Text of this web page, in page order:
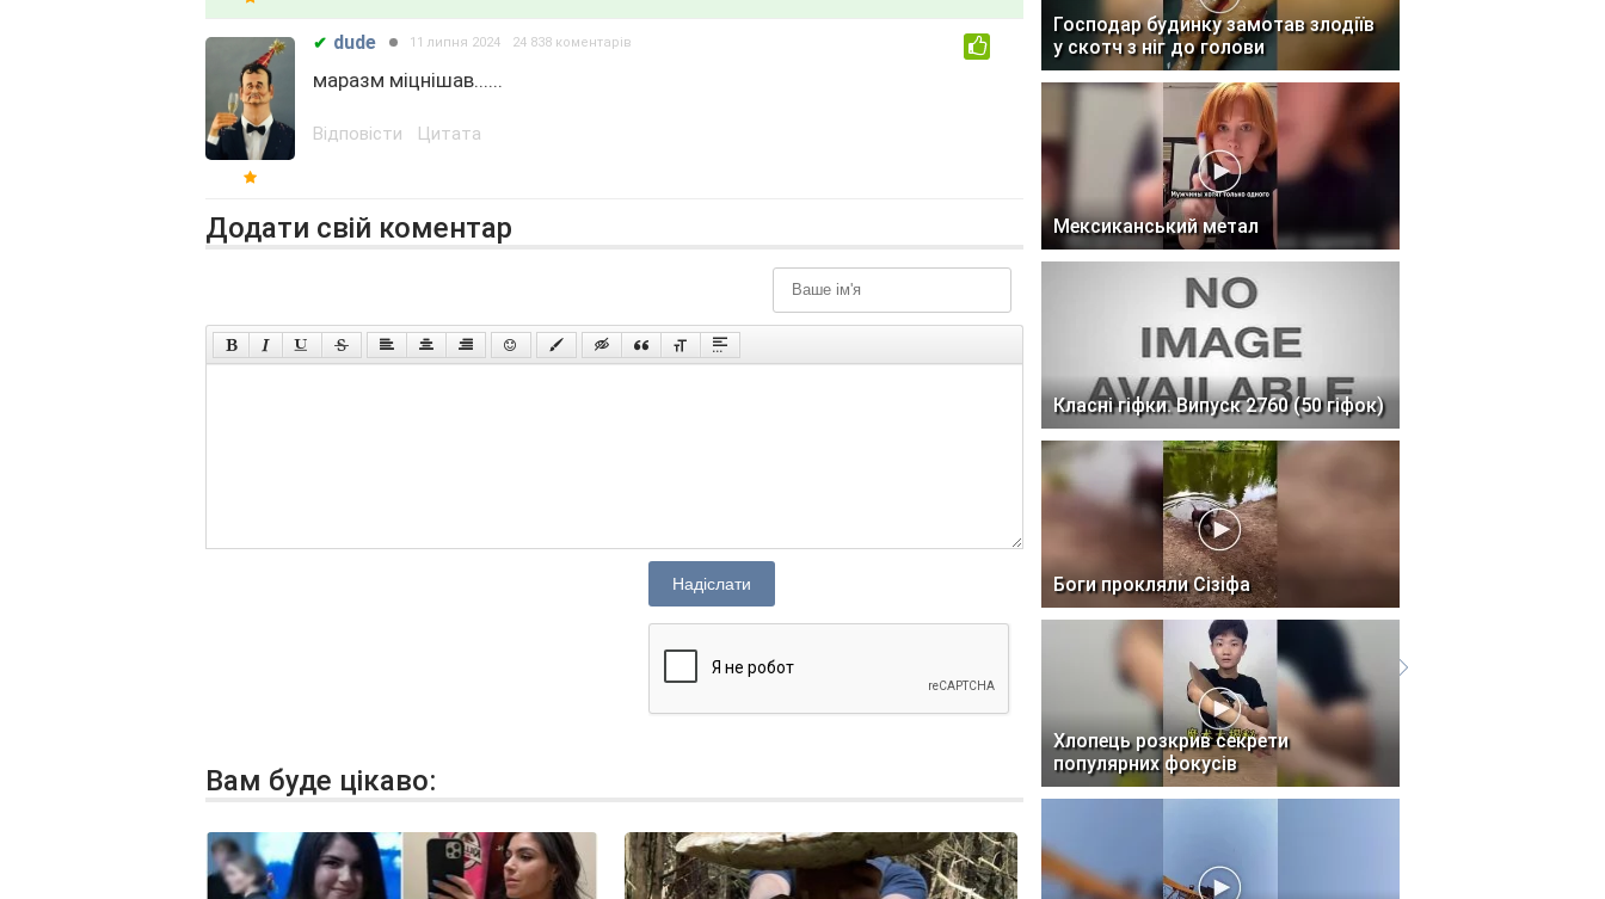
dude
✔ 11 липня 2024 24 838 коментарів 0
маразм міцнішав......
Відповісти Цитата
Додати свій коментар
Надіслати
Вам буде цікаво:
Господар будинку замотав злодіїв
у скотч з ніг до голови
Мексиканський метал
Класні гіфки. Випуск 2760 (50 гіфок)
Боги прокляли Сізіфа
Хлопець розкрив секрети
популярних фокусів